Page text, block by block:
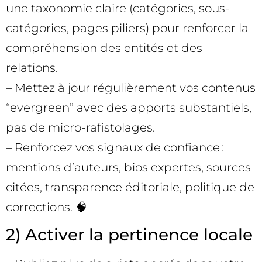
une taxonomie claire (catégories, sous-
catégories, pages piliers) pour renforcer la
compréhension des entités et des
relations.
– Mettez à jour régulièrement vos contenus
“evergreen” avec des apports substantiels,
pas de micro-rafistolages.
– Renforcez vos signaux de confiance :
mentions d’auteurs, bios expertes, sources
citées, transparence éditoriale, politique de
corrections. 🧠
2) Activer la pertinence locale